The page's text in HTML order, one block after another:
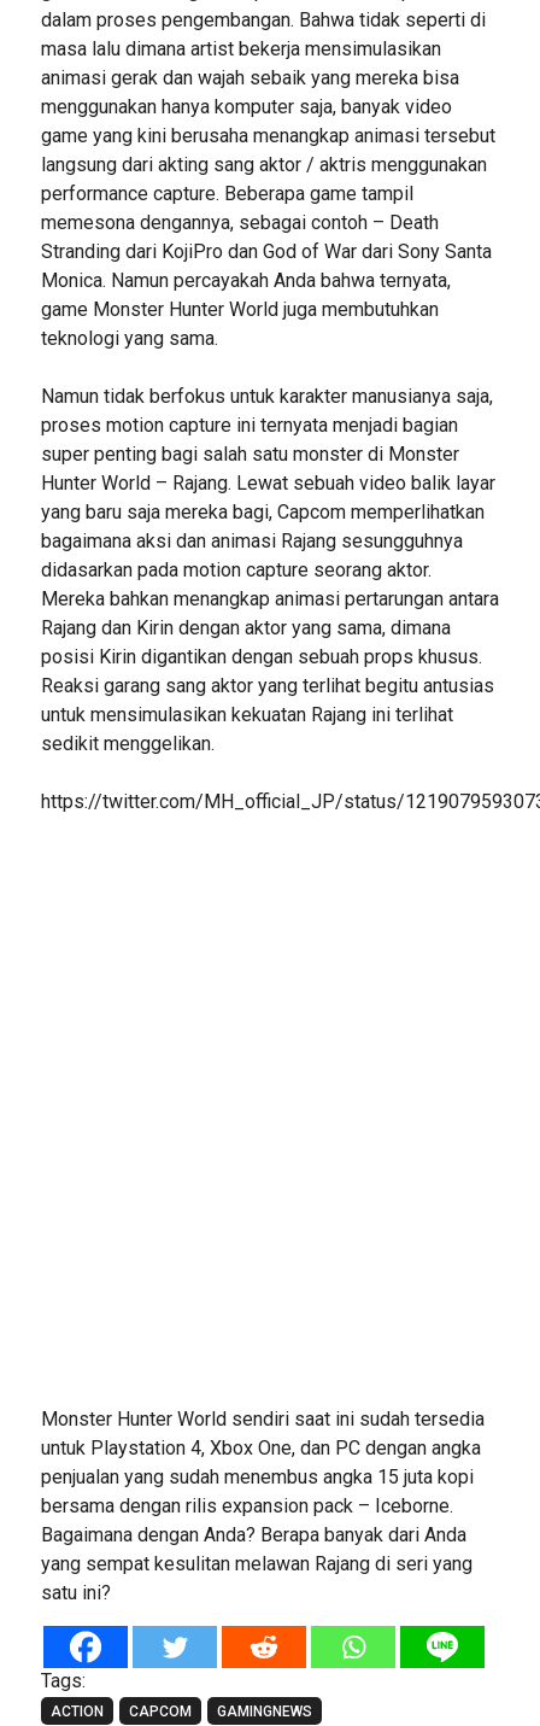
dalam proses pengembangan. Bahwa tidak seperti di
masa lalu dimana artist bekerja mensimulasikan
animasi gerak dan wajah sebaik yang mereka bisa
menggunakan hanya komputer saja, banyak video
game yang kini berusaha menangkap animasi tersebut
langsung dari akting sang aktor / aktris menggunakan
performance capture. Beberapa game tampil
memesona dengannya, sebagai contoh – Death
Stranding dari KojiPro dan God of War dari Sony Santa
Monica. Namun percayakah Anda bahwa ternyata,
game Monster Hunter World juga membutuhkan
teknologi yang sama.
Namun tidak berfokus untuk karakter manusianya saja,
proses motion capture ini ternyata menjadi bagian
super penting bagi salah satu monster di Monster
Hunter World – Rajang. Lewat sebuah video balik layar
yang baru saja mereka bagi, Capcom memperlihatkan
bagaimana aksi dan animasi Rajang sesungguhnya
didasarkan pada motion capture seorang aktor.
Mereka bahkan menangkap animasi pertarungan antara
Rajang dan Kirin dengan aktor yang sama, dimana
posisi Kirin digantikan dengan sebuah props khusus.
Reaksi garang sang aktor yang terlihat begitu antusias
untuk mensimulasikan kekuatan Rajang ini terlihat
sedikit menggelikan.
https://twitter.com/MH_official_JP/status/
Monster Hunter World sendiri saat ini sudah tersedia
untuk Playstation 4, Xbox One, dan PC dengan angka
penjualan yang sudah menembus angka 15 juta kopi
bersama dengan rilis expansion pack – Iceborne.
Bagaimana dengan Anda? Berapa banyak dari Anda
yang sempat kesulitan melawan Rajang di seri yang
satu ini?
Tags:
ACTION CAPCOM GAMINGNEWS